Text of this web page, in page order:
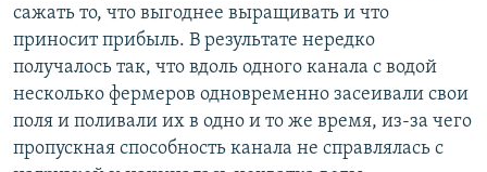
сажать то, что выгоднее выращивать и что
приносит прибыль. В результате нередко
получалось так, что вдоль одного канала с водой
несколько фермеров одновременно засеивали свои
поля и поливали их в одно и то же время, из-за чего
пропускная способность канала не справлялась с